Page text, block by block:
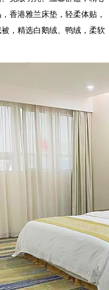
香港雅兰床垫，轻柔体贴，
，精选白鹅绒、鸭绒，柔软